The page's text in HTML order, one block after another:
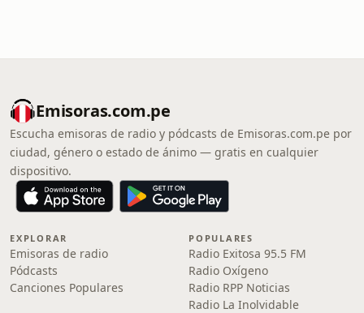
Emisoras.com.pe
Escucha emisoras de radio y pódcasts de Emisoras.com.pe por
ciudad, género o estado de ánimo — gratis en cualquier
dispositivo.
EXPLORAR
Emisoras de radio
Pódcasts
Canciones Populares
POPULARES
Radio Exitosa 95.5 FM
Radio Oxígeno
Radio RPP Noticias
Radio La Inolvidable